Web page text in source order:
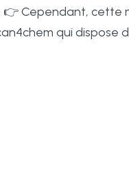
Cependant, cette
qui